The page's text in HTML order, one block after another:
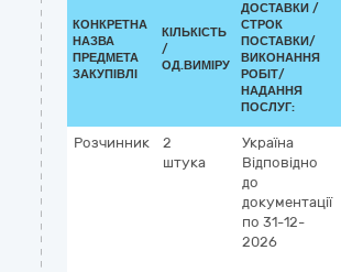
КОНКРЕТНА
НАЗВА
ПРЕДМЕТА
ЗАКУПІВЛІ
КІЛЬКІСТЬ
/
ОД.ВИМІРУ
ДОСТАВКИ /
СТРОК
ПОСТАВКИ/
ВИКОНАННЯ
РОБІТ/
НАДАННЯ
ПОСЛУГ:
Розчинник
2
штука
Україна
Відповідно
до
документації
по 31-12-
2026